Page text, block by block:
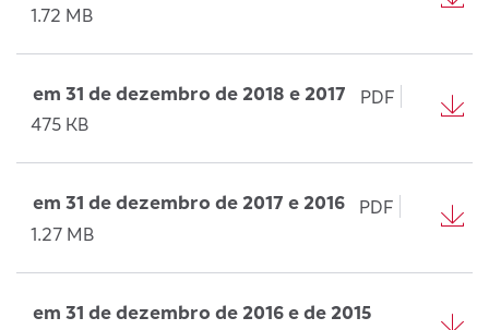
1.72 MB
em 31 de dezembro de 2018 e 2017
PDF
475 KB
em 31 de dezembro de 2017 e 2016
PDF
1.27 MB
em 31 de dezembro de 2016 e de 2015